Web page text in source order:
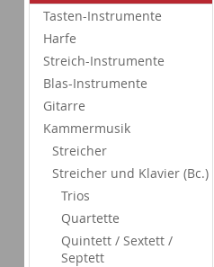
Tasten-Instrumente
Harfe
Streich-Instrumente
Blas-Instrumente
Gitarre
Kammermusik
Streicher
Streicher und Klavier (Bc.)
Trios
Quartette
Quintett / Sextett /
Septett